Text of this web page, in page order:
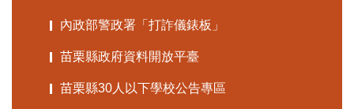
內政部警政署「打詐儀錶板」
苗栗縣政府資料開放平臺
苗栗縣30人以下學校公告專區